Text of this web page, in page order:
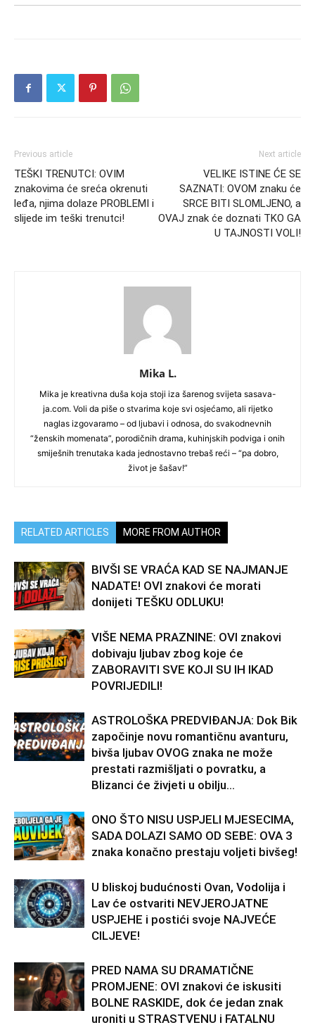
Previous article
TEŠKI TRENUTCI: OVIM
znakovima će sreća okrenuti
leđa, njima dolaze PROBLEMI i
slijede im teški trenutci!
Next article
VELIKE ISTINE ĆE SE
SAZNATI: OVOM znaku će
SRCE BITI SLOMLJENO, a
OVAJ znak će doznati TKO GA
U TAJNOSTI VOLI!
Mika L.
Mika je kreativna duša koja stoji iza šarenog svijeta sasava-
ja.com. Voli da piše o stvarima koje svi osjećamo, ali rijetko
naglas izgovaramo – od ljubavi i odnosa, do svakodnevnih
“ženskih momenata”, porodičnih drama, kuhinjskih podviga i onih
smiješnih trenutaka kada jednostavno trebaš reći – “pa dobro,
život je šašav!”
RELATED ARTICLES MORE FROM AUTHOR
BIVŠI SE VRAĆA KAD SE NAJMANJE
NADATE! OVI znakovi će morati
donijeti TEŠKU ODLUKU!
VIŠE NEMA PRAZNINE: OVI znakovi
dobivaju ljubav zbog koje će
ZABORAVITI SVE KOJI SU IH IKAD
POVRIJEDILI!
ASTROLOŠKA PREDVIĐANJA: Dok Bik
započinje novu romantičnu avanturu,
bivša ljubav OVOG znaka ne može
prestati razmišljati o povratku, a
Blizanci će živjeti u obilju...
ONO ŠTO NISU USPJELI MJESECIMA,
SADA DOLAZI SAMO OD SEBE: OVA 3
znaka konačno prestaju voljeti bivšeg!
U bliskoj budućnosti Ovan, Vodolija i
Lav će ostvariti NEVJEROJATNE
USPJEHE i postići svoje NAJVEĆE
CILJEVE!
PRED NAMA SU DRAMATIČNE
PROMJENE: OVI znakovi će iskusiti
BOLNE RASKIDE, dok će jedan znak
uroniti u STRASTVENU i FATALNU